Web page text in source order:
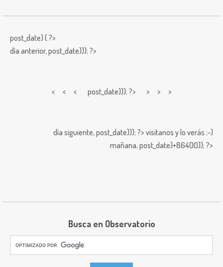
post_date) { ?>
día anterior,post_date))); ?>
< < < post_date))); ?> > > >
día siguiente,post_date))); ?> visitanos y lo verás ;-)
mañana,post_date)+86400)); ?>
Busca en Observatorio